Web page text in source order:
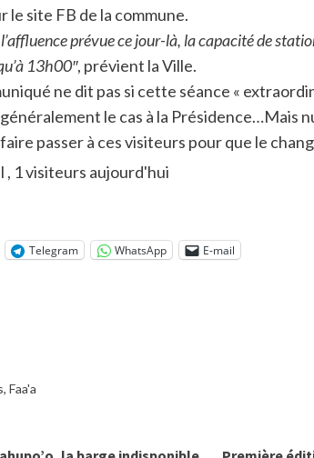
le site FB de la commune.
prévue ce jour-là, la capacité de
13h00″, prévient la Ville.
ne dit pas si cette séance «
le cas à la Présidence…Mais
passer à ces visiteurs pour que le
, 1 visiteurs aujourd'hui
Telegram WhatsApp E-mail
, Faa'a